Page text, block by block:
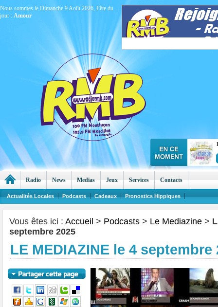
Vous êtes ici : Accueil > Podcasts > Le Mediazine >
septembre 2025
LE MEDIAZINE le 4 septembre
Radio News Medias Jeux Services Contacts
Actualités Locales Podcasts Cadeaux Pronostics Hippiques
Nous sommes le Dimanche 9 Août 2026, Fête du
jour : Amour